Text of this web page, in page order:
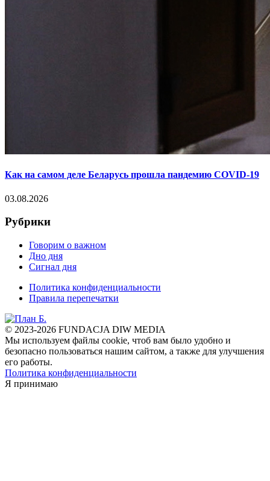
Как на самом деле Беларусь прошла пандемию COVID-19
03.08.2026
Рубрики
Говорим о важном
Дно дня
Сигнал дня
Политика конфиденциальности
Правила перепечатки
© 2023-2026 FUNDACJA DIW MEDIA
Мы используем файлы cookie, чтоб вам было удобно и
безопасно пользоваться нашим сайтом, а также для улучшения
его работы.
Политика конфиденциальности
Я принимаю